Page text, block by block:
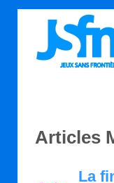
Articles
La